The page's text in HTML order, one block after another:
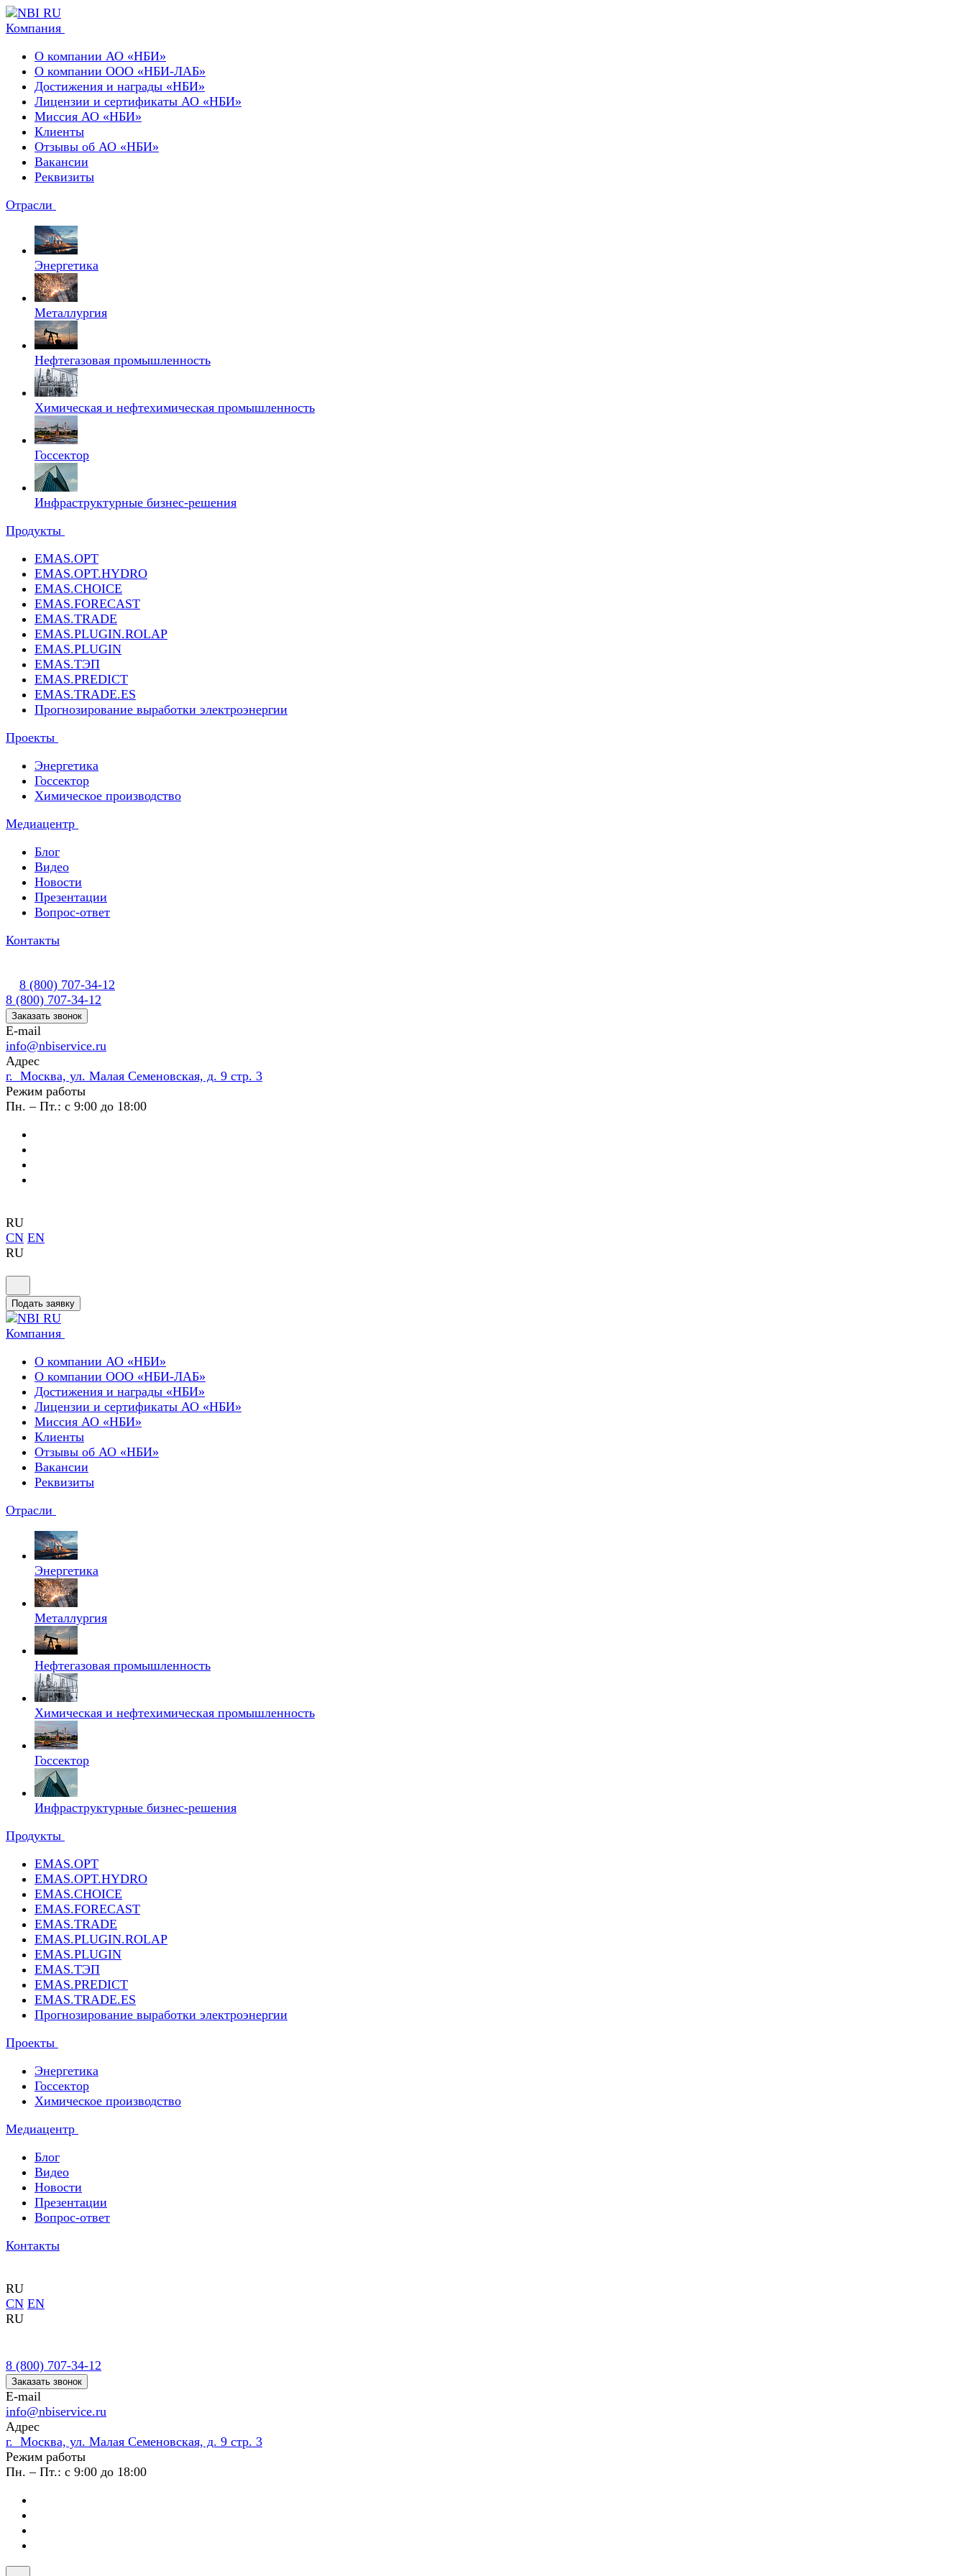
Компания
О компании АО «НБИ»
О компании ООО «НБИ-ЛАБ»
Достижения и награды «НБИ»
Лицензии и сертификаты АО «НБИ»
Миссия АО «НБИ»
Клиенты
Отзывы об АО «НБИ»
Вакансии
Реквизиты
Отрасли
Энергетика
Металлургия
Нефтегазовая промышленность
Химическая и нефтехимическая промышленность
Госсектор
Инфраструктурные бизнес-решения
Продукты
EMAS.OPT
EMAS.OPT.HYDRO
EMAS.CHOICE
EMAS.FORECAST
EMAS.TRADE
EMAS.PLUGIN.ROLAP
EMAS.PLUGIN
EMAS.ТЭП
EMAS.PREDICT
EMAS.TRADE.ES
Прогнозирование выработки электроэнергии
Проекты
Энергетика
Госсектор
Химическое производство
Медиацентр
Блог
Видео
Новости
Презентации
Вопрос-ответ
Контакты
8 (800) 707-34-12
8 (800) 707-34-12
Заказать звонок
E-mail
info@nbiservice.ru
Адрес
г. Москва, ул. Малая Семеновская, д. 9 стр. 3
Режим работы
Пн. – Пт.: с 9:00 до 18:00
RU
CN EN
RU
Подать заявку
Компания
О компании АО «НБИ»
О компании ООО «НБИ-ЛАБ»
Достижения и награды «НБИ»
Лицензии и сертификаты АО «НБИ»
Миссия АО «НБИ»
Клиенты
Отзывы об АО «НБИ»
Вакансии
Реквизиты
Отрасли
Энергетика
Металлургия
Нефтегазовая промышленность
Химическая и нефтехимическая промышленность
Госсектор
Инфраструктурные бизнес-решения
Продукты
EMAS.OPT
EMAS.OPT.HYDRO
EMAS.CHOICE
EMAS.FORECAST
EMAS.TRADE
EMAS.PLUGIN.ROLAP
EMAS.PLUGIN
EMAS.ТЭП
EMAS.PREDICT
EMAS.TRADE.ES
Прогнозирование выработки электроэнергии
Проекты
Энергетика
Госсектор
Химическое производство
Медиацентр
Блог
Видео
Новости
Презентации
Вопрос-ответ
Контакты
RU
CN EN
RU
8 (800) 707-34-12
Заказать звонок
E-mail
info@nbiservice.ru
Адрес
г. Москва, ул. Малая Семеновская, д. 9 стр. 3
Режим работы
Пн. – Пт.: с 9:00 до 18:00